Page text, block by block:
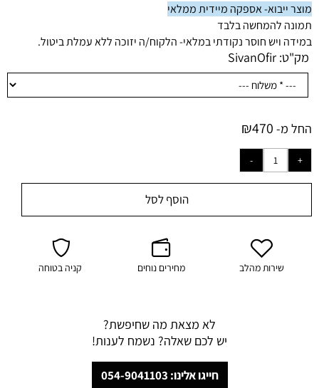
מוצר ייבוא- אספקה מיידית ממלאי
תמונה להמחשה בלבד
במידה ויש חוסר נקודתי במלאי- הלקוח/ה יזוכה ללא עמלת ביטול.
מק"ט: SivanOfir
החל מ- ₪470
הוסף לסל
שירות מהלב מחירים נוחים קניה בטוחה
לא מצאת מה שחיפשת?
יש לכם שאלה? נשמח לענות!
חייגו אלינו: 054-9041103